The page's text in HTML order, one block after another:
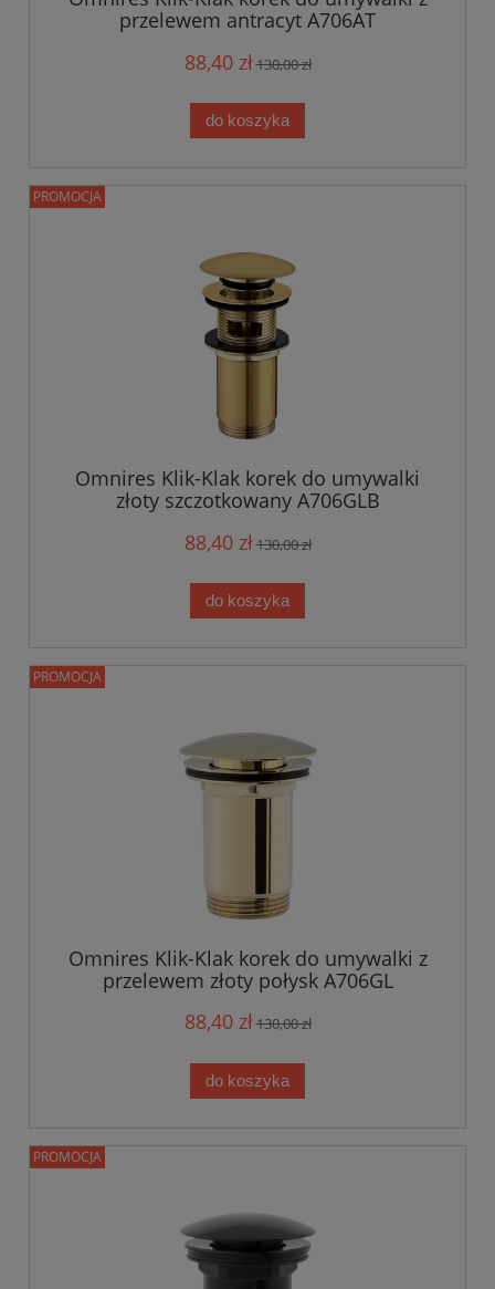
przelewem antracyt A706AT
88,40 zł130,00 zł
do koszyka
Omnires Klik-Klak korek do umywalki
złoty szczotkowany A706GLB
88,40 zł130,00 zł
do koszyka
PROMOCJA
Omnires Klik-Klak korek do umywalki z
przelewem złoty połysk A706GL
88,40 zł130,00 zł
do koszyka
PROMOCJA
PROMOCJA